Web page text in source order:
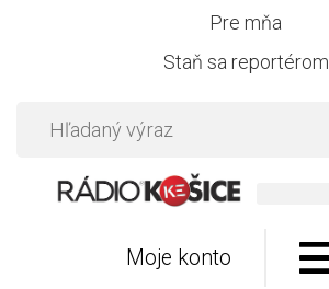
Pre mňa
Staň sa reportérom
Moje konto